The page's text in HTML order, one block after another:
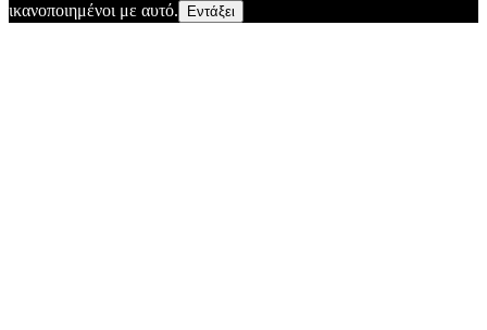
ικανοποιημένοι με αυτό.
Εντάξει